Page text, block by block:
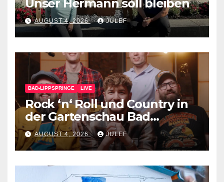
Unser Hermann soll bleiben
AUGUST 4, 2026 JULEF
BAD-LIPPSPRINGE LIVE
Rock ‘n‘ Roll und Country in
der Gartenschau Bad
Lippspringe
AUGUST 4, 2026 JULEF